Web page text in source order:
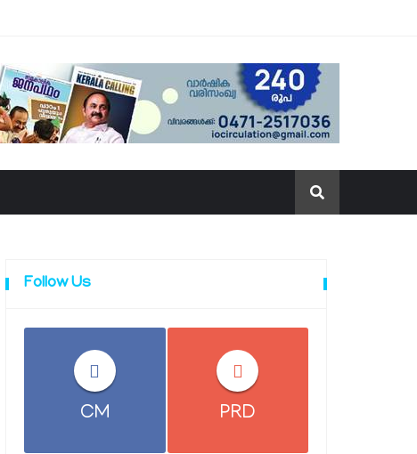
Follow Us
CM PRD